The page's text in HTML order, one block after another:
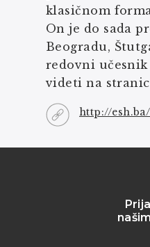
klasičnom
On je do sada
Beogradu,
redovni učesnik
videti na
http://esh.ba/